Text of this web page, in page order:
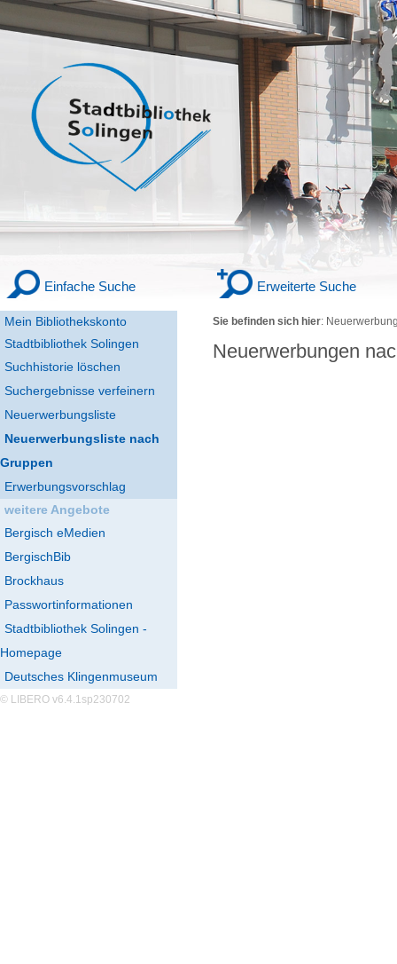
Mein Bibliothekskonto
Stadtbibliothek Solingen
Einfache Suche Erweiterte Suche
Suchhistorie löschen
Suchergebnisse verfeinern
Neuerwerbungsliste
Neuerwerbungsliste nach
Gruppen
Erwerbungsvorschlag
weitere Angebote
Bergisch eMedien
BergischBib
Brockhaus
Passwortinformationen
Stadtbibliothek Solingen -
Homepage
Deutsches Klingenmuseum
© LIBERO v6.4.1sp230702
Sie befinden sich hier:
Neuerwerbungen